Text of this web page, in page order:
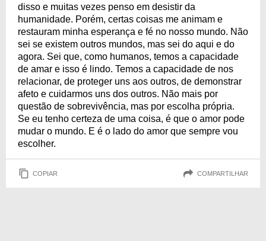
disso e muitas vezes penso em desistir da
humanidade. Porém, certas coisas me animam e
restauram minha esperança e fé no nosso mundo. Não
sei se existem outros mundos, mas sei do aqui e do
agora. Sei que, como humanos, temos a capacidade
de amar e isso é lindo. Temos a capacidade de nos
relacionar, de proteger uns aos outros, de demonstrar
afeto e cuidarmos uns dos outros. Não mais por
questão de sobrevivência, mas por escolha própria.
Se eu tenho certeza de uma coisa, é que o amor pode
mudar o mundo. E é o lado do amor que sempre vou
escolher.
COPIAR COMPARTILHAR